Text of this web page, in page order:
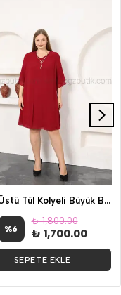
Şifon Üstü Tül Kolyeli Büyük Beden Elbise Bordo
%6
₺ 1,800.00
₺ 1,700.00
SEPETE EKLE